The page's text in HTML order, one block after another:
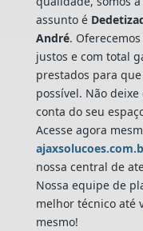
assunto é
André.
justos e com total
prestados para
possível. Não
conta do seu
Acesse agora
nossa central de
Nossa equipe de
melhor técnico até
mesmo!